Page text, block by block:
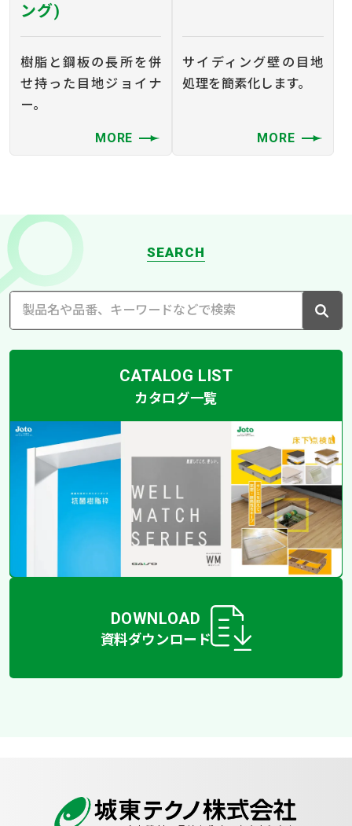
ング)
樹脂と鋼板の長所を併
せ持った目地ジョイナ
ー。
MORE
サイディング壁の目地
処理を簡素化します。
MORE
SEARCH
CATALOG LIST
カタログ一覧
DOWNLOAD
資料ダウンロード